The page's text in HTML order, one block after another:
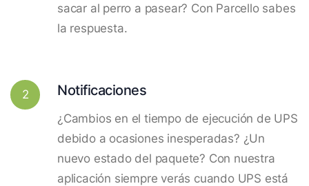
sacar al perro a pasear? Con Parcello sabes
la respuesta.
2 Notificaciones
¿Cambios en el tiempo de ejecución de UPS
debido a ocasiones inesperadas? ¿Un
nuevo estado del paquete? Con nuestra
aplicación siempre verás cuando UPS está